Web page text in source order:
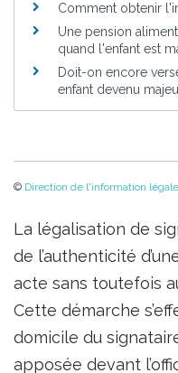
Comment obtenir
Une pension
quand l'enfant est
Doit-on encore
enfant devenu
© Direction de l'information
La légalisation de
de l’authenticité
acte sans toutefois
Cette démarche
domicile du
apposée devant